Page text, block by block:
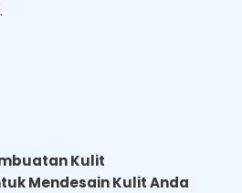
Kulit
Mendesain Kulit Anda